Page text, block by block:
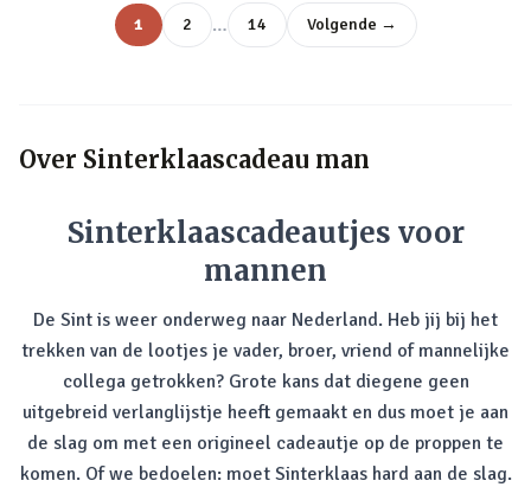
1 2 … 14 Volgende →
Over Sinterklaascadeau man
Sinterklaascadeautjes voor
mannen
De Sint is weer onderweg naar Nederland. Heb jij bij het
trekken van de lootjes je vader, broer, vriend of mannelijke
collega getrokken? Grote kans dat diegene geen
uitgebreid verlanglijstje heeft gemaakt en dus moet je aan
de slag om met een origineel cadeautje op de proppen te
komen. Of we bedoelen: moet Sinterklaas hard aan de slag.